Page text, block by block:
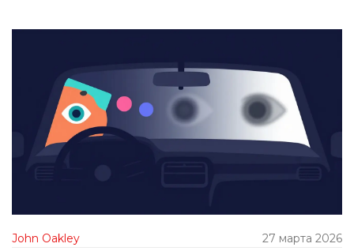
John Oakley 27 марта 2026